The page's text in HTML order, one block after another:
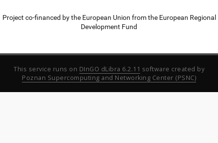
Project co-financed by the European Union from the European Regional
Development Fund
This service runs on DInGO dLibra 6.2.11 software created by
Poznan Supercomputing and Networking Center (PSNC)